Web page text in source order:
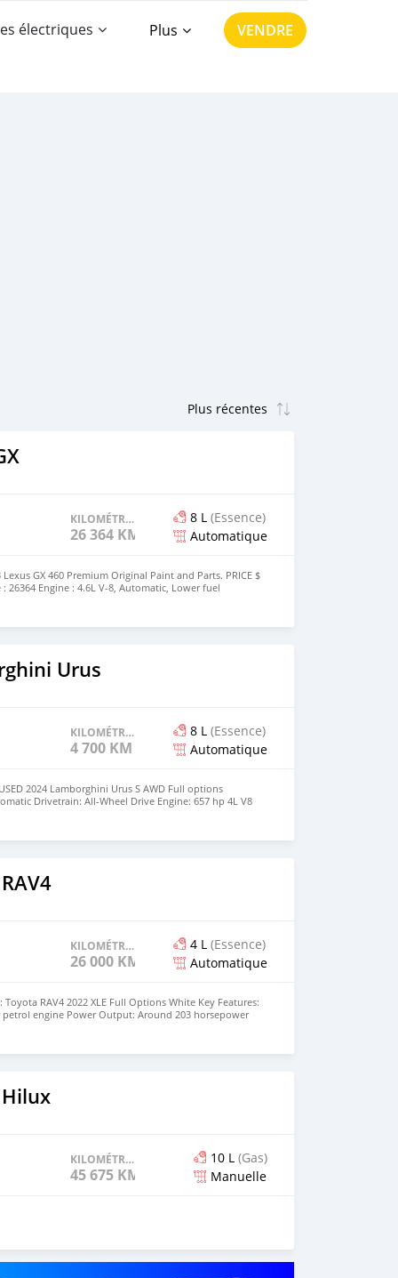
électriques Plus VENDRE
KILOMÉTRAGE
26 364 KM
8 L (Essence)
Automatique
GX 460 Premium Original Paint and Parts. PRICE $
: 26364 Engine : 4.6L V-8, Automatic, Lower fuel
Neat Car, No accident, No Fault. Door to Door
Location :France (Export Only) Call & WhatsApp
Urus
KILOMÉTRAGE
4 700 KM
8 L (Essence)
Automatique
2024 Lamborghini Urus S AWD Full options
Drivetrain: All-Wheel Drive Engine: 657 hp 4L V8
AWD Body type: SUV / Crossover Low Kilometer : 4,617
& Drive Vehicle Kindly DM Owner's :
KILOMÉTRAGE
26 000 KM
4 L (Essence)
Automatique
RAV4 2022 XLE Full Options White Key Features:
petrol engine Power Output: Around 203 horsepower
Variable Transmission (CVT) Drive Type: All-Wheel Drive
fuel economy for daily driving Seating Capacity: 5
rear luggage area with foldable rear seats
KILOMÉTRAGE
45 675 KM
10 L (Gas)
Manuelle